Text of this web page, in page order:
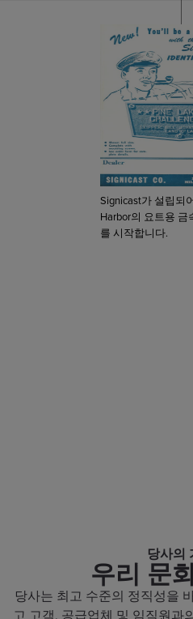
Signicast가 설립되
Harbor의 요트용 금
를 시작합니다.
당사의
우리 문
당사는 최고 수준의 정직성을